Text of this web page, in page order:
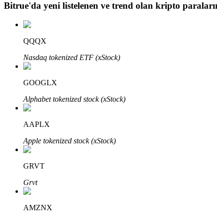
BTR Kilitleme
BTR sahiplerine özel yatırımlar
Krediler
Kripto destekli borçlanma hizmeti
Bitrue'da yeni listelenen ve trend olan kripto
QQQX
Nasdaq tokenized ETF (xStock)
GOOGLX
Alphabet tokenized stock (xStock)
AAPLX
Apple tokenized stock (xStock)
GRVT
Grvt
AMZNX